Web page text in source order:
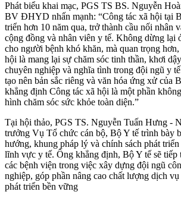
Phát biểu khai mạc, PGS TS BS. Nguyễn
BV ĐHYD nhấn mạnh: “Công tác xã hội tại
triển hơn 10 năm qua, trở thành cầu nối nhân
cộng đồng và nhân viên y tế. Không dừng lại
cho người bệnh khó khăn, mà quan trọng
hội là mang lại sự chăm sóc tinh thần, khơi
chuyên nghiệp và nghĩa tình trong đội ngũ y
tạo nên bản sắc riêng và văn hóa ứng xử của
khẳng định Công tác xã hội là một phần
hình chăm sóc sức khỏe toàn diện.”
Tại hội thảo, PGS TS. Nguyễn Tuấn Hưng -
trưởng Vụ Tổ chức cán bộ, Bộ Y tế trình bày
hướng, khung pháp lý và chính sách phát
lĩnh vực y tế. Ông khẳng định, Bộ Y tế sẽ tiếp
các bệnh viện trong việc xây dựng đội ngũ
nghiệp, góp phần nâng cao chất lượng dịch
phát triển bền vững